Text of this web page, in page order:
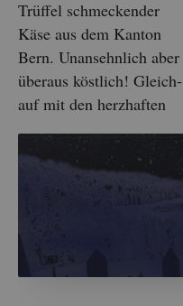
Trüf­fel schme­cken­der
Käse aus dem Kan­ton
Bern. Un­an­sehn­lich aber
über­aus köst­lich! Gleich­
auf mit den herz­haf­ten